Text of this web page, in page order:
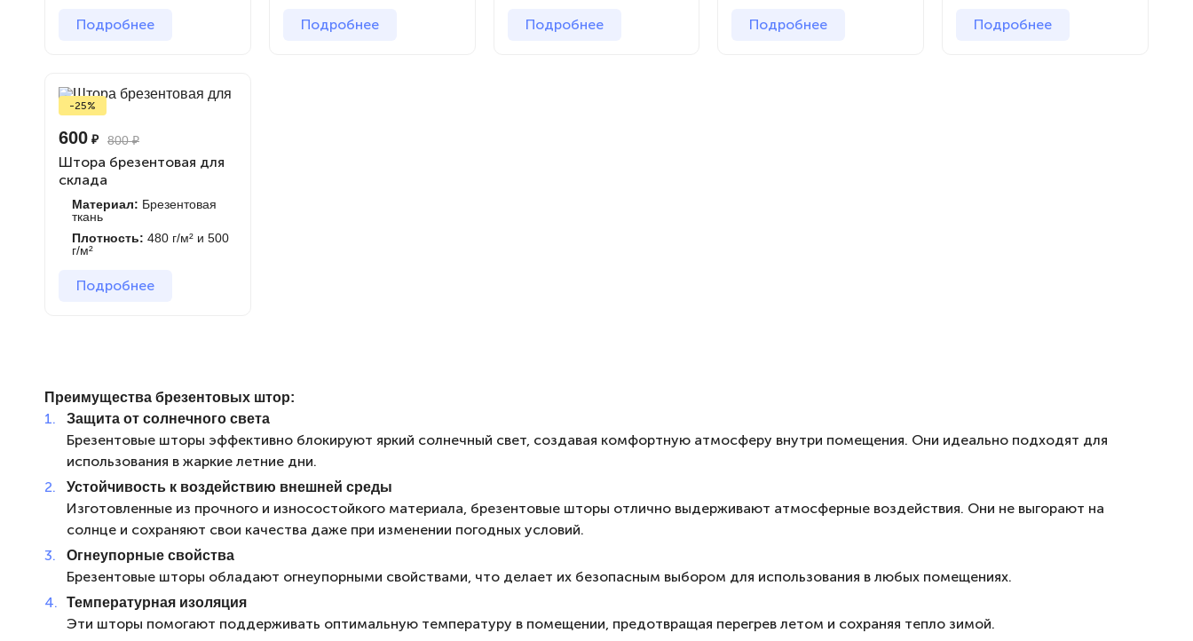
Подробнее Подробнее Подробнее Подробнее Подробнее
-25%
600 ₽ 800₽
Штора брезентовая для
склада
Материал: Брезентовая
ткань
Плотность: 480 г/м² и 500
г/м²
Подробнее
Преимущества брезентовых штор:
Защита от солнечного света
Брезентовые шторы эффективно блокируют яркий солнечный свет, создавая комфортную атмосферу внутри помещения. Они идеально подходят для
использования в жаркие летние дни.
Устойчивость к воздействию внешней среды
Изготовленные из прочного и износостойкого материала, брезентовые шторы отлично выдерживают атмосферные воздействия. Они не выгорают на
солнце и сохраняют свои качества даже при изменении погодных условий.
Огнеупорные свойства
Брезентовые шторы обладают огнеупорными свойствами, что делает их безопасным выбором для использования в любых помещениях.
Температурная изоляция
Эти шторы помогают поддерживать оптимальную температуру в помещении, предотвращая перегрев летом и сохраняя тепло зимой.